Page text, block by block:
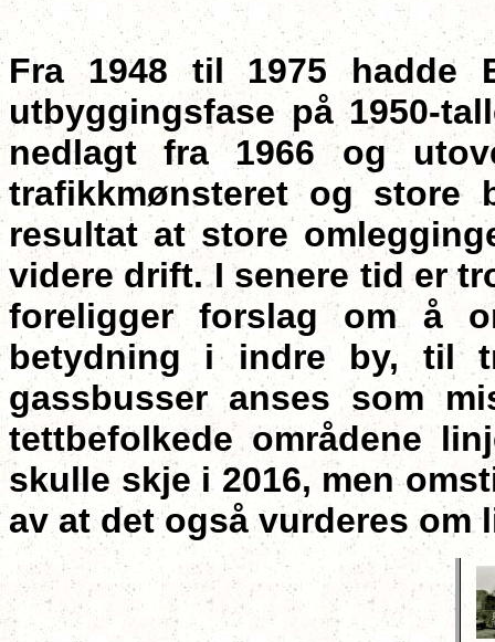
Fra 1948 til 1975 hadde
utbyggingsfase på 1950-
nedlagt fra 1966 og
trafikkmønsteret og store
resultat at store
videre drift. I senere tid er
foreligger forslag om å
betydning i indre by, til
gassbusser anses som
tettbefolkede områdene
skulle skje i 2016, men
av at det også vurderes